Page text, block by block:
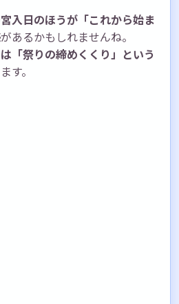
入日のほうが「これから始ま
があるかもしれませんね。
「祭りの締めくくり」という
す。